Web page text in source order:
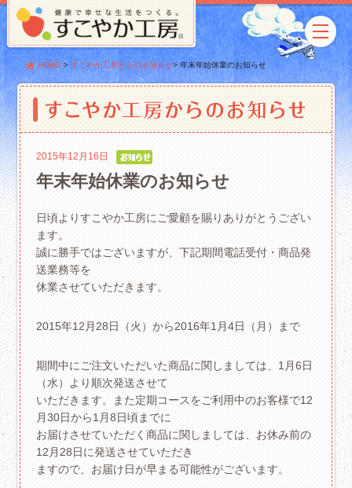
HOME> すこやか工房からのお知らせ> 年末年始休業のお知らせ
2015年12月16日
年末年始休業のお知らせ
日頃よりすこやか工房にご愛顧を賜りありがとうござい
ます。
誠に勝手ではございますが、下記期間電話受付・商品発
送業務等を
休業させていただきます。
2015年12月28日（火）から2016年1月4日（月）まで
期間中にご注文いただいた商品に関しましては、1月6日
（水）より順次発送させて
いただきます。また定期コースをご利用中のお客様で12
月30日から1月8日頃までに
お届けさせていただく商品に関しましては、お休み前の
12月28日に発送させていただき
ますので、お届け日が早まる可能性がございます。